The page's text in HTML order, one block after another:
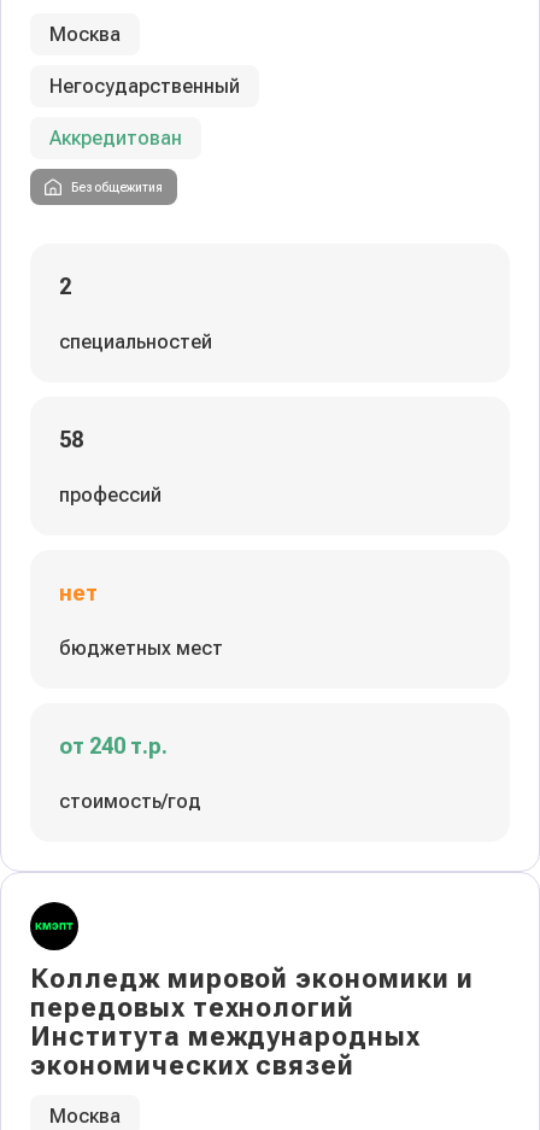
Москва
Негосударственный
Аккредитован
Без общежития
2
специальностей
58
профессий
нет
бюджетных мест
от 240 т.р.
стоимость/год
Колледж мировой экономики и
передовых технологий
Института международных
экономических связей
Москва